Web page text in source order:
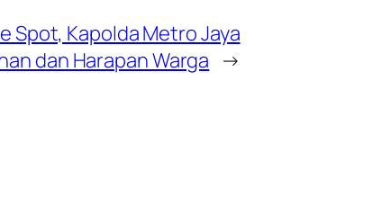
Spot, Kapolda Metro Jaya
dan Harapan Warga →